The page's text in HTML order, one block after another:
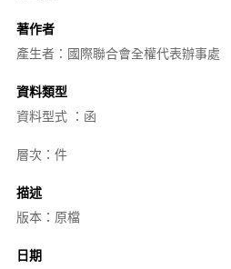
著作者
產生者：國際聯合會全權代表辦事處
資料類型
資料型式 ：函
層次：件
描述
版本：原檔
日期